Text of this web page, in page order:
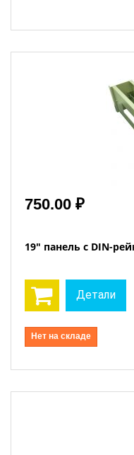
750.00 ₽
19" панель с DIN-
Детали
Нет на складе